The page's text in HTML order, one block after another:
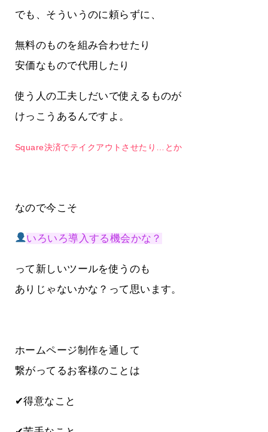
でも、そういうのに頼らずに、
無料のものを組み合わせたり
安価なもので代用したり
使う人の工夫しだいで使えるものが
けっこうあるんですよ。
Square決済でテイクアウトさせたり…とか
なので今こそ
いろいろ導入する機会かな？
って新しいツールを使うのも
ありじゃないかな？って思います。
ホームページ制作を通して
繋がってるお客様のことは
✔得意なこと